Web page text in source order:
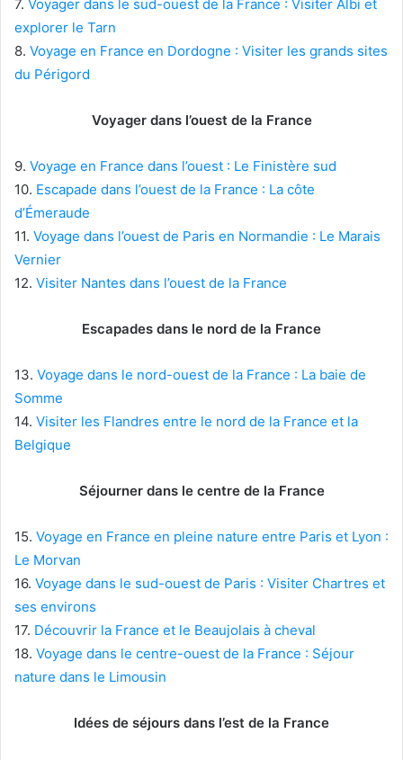
7. Voyager dans le sud-ouest de la France : Visiter Albi et
explorer le Tarn
8. Voyage en France en Dordogne : Visiter les grands sites
du Périgord
Voyager dans l’ouest de la France
9. Voyage en France dans l’ouest : Le Finistère sud
10. Escapade dans l’ouest de la France : La côte
d’Émeraude
11. Voyage dans l’ouest de Paris en Normandie : Le Marais
Vernier
12. Visiter Nantes dans l’ouest de la France
Escapades dans le nord de la France
13. Voyage dans le nord-ouest de la France : La baie de
Somme
14. Visiter les Flandres entre le nord de la France et la
Belgique
Séjourner dans le centre de la France
15. Voyage en France en pleine nature entre Paris et Lyon :
Le Morvan
16. Voyage dans le sud-ouest de Paris : Visiter Chartres et
ses environs
17. Découvrir la France et le Beaujolais à cheval
18. Voyage dans le centre-ouest de la France : Séjour
nature dans le Limousin
Idées de séjours dans l’est de la France